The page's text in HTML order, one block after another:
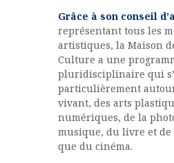
Grâce à son conseil
représentant tous les
artistiques, la Maison
Culture a une
pluridisciplinaire qui
particulièrement
vivant, des arts
numériques, de la
musique, du livre et
que du cinéma.